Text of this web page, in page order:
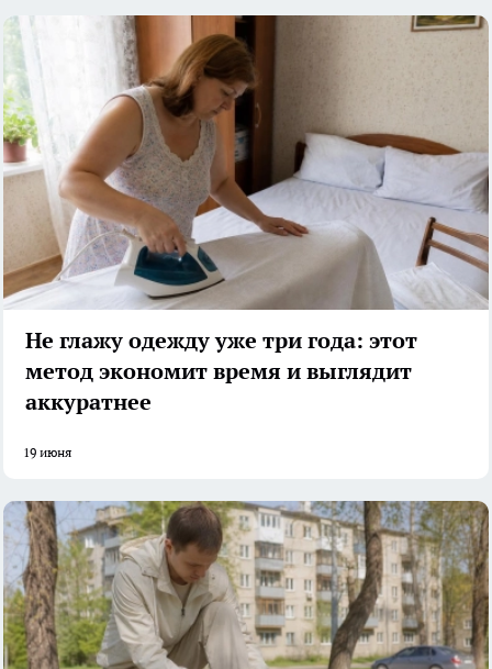
Не глажу одежду уже три года: этот
метод экономит время и выглядит
аккуратнее
19 июня